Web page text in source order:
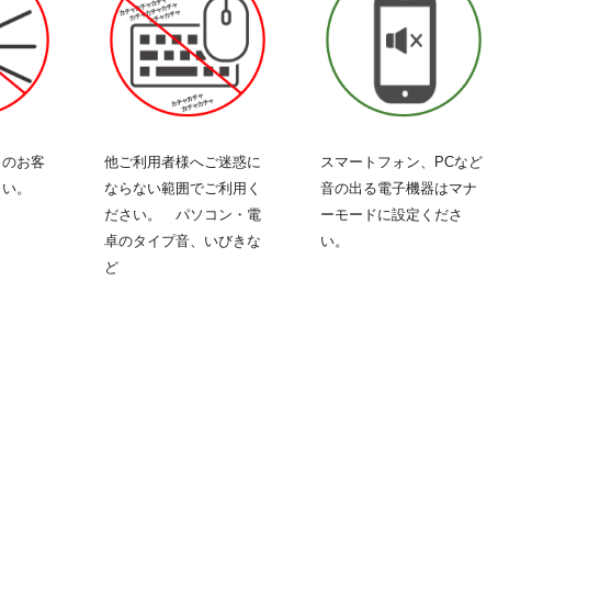
お客
。
他ご利用者様へご迷惑に
ならない範囲でご利用く
ださい。 パソコン・電
卓のタイプ音、いびきな
ど
スマートフォン、PCなど
音の出る電子機器はマナ
ーモードに設定くださ
い。